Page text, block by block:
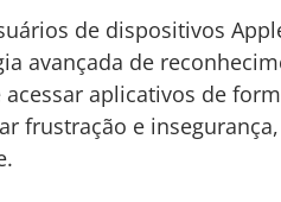
de dispositivos
avançada de
aplicativos de
frustração e